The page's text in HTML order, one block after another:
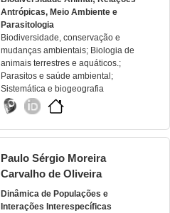
Antrópicas, Meio Ambiente e
Parasitologia
Biodiversidade, conservação e
mudanças ambientais; Biologia de
animais terrestres e aquáticos.;
Parasitos e saúde ambiental;
Sistemática e biogeografia
Paulo Sérgio Moreira
Carvalho de Oliveira
Dinâmica de Populações e
Interações Interespecíficas